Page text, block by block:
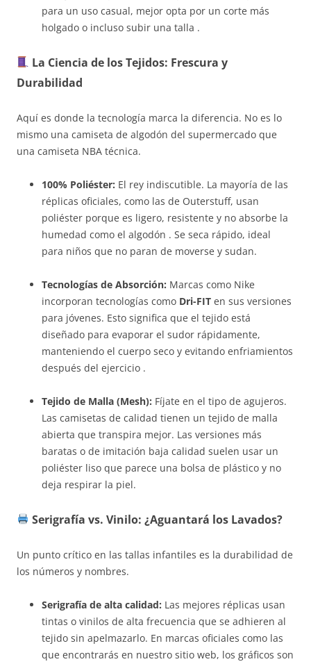
para un uso casual, mejor opta por un corte más
holgado o incluso subir una talla .
La Ciencia de los Tejidos: Frescura y
Durabilidad
Aquí es donde la tecnología marca la diferencia. No es lo
mismo una camiseta de algodón del supermercado que
una camiseta NBA técnica.
100% Poliéster: El rey indiscutible. La mayoría de las
réplicas oficiales, como las de Outerstuff, usan
poliéster porque es ligero, resistente y no absorbe la
humedad como el algodón . Se seca rápido, ideal
para niños que no paran de moverse y sudan.
Tecnologías de Absorción: Marcas como Nike
incorporan tecnologías como Dri-FIT en sus versiones
para jóvenes. Esto significa que el tejido está
diseñado para evaporar el sudor rápidamente,
manteniendo el cuerpo seco y evitando enfriamientos
después del ejercicio .
Tejido de Malla (Mesh): Fíjate en el tipo de agujeros.
Las camisetas de calidad tienen un tejido de malla
abierta que transpira mejor. Las versiones más
baratas o de imitación baja calidad suelen usar un
poliéster liso que parece una bolsa de plástico y no
deja respirar la piel.
Serigrafía vs. Vinilo: ¿Aguantará los Lavados?
Un punto crítico en las tallas infantiles es la durabilidad de
los números y nombres.
Serigrafía de alta calidad: Las mejores réplicas usan
tintas o vinilos de alta frecuencia que se adhieren al
tejido sin apelmazarlo. En marcas oficiales como las
que encontrarás en nuestro sitio web, los gráficos son